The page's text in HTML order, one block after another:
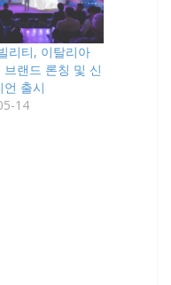
리티, 이탈리아
브랜드 론칭 및 신
언 출시
14